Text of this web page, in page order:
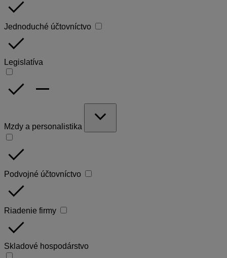
done
Jednoduché účtovníctvo
done
Legislatíva
done remove
Mzdy a personalistika
expand_more
done
Podvojné účtovníctvo
done
Riadenie firmy
done
Skladové hospodárstvo